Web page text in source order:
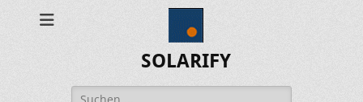
SOLARIFY
Suchen